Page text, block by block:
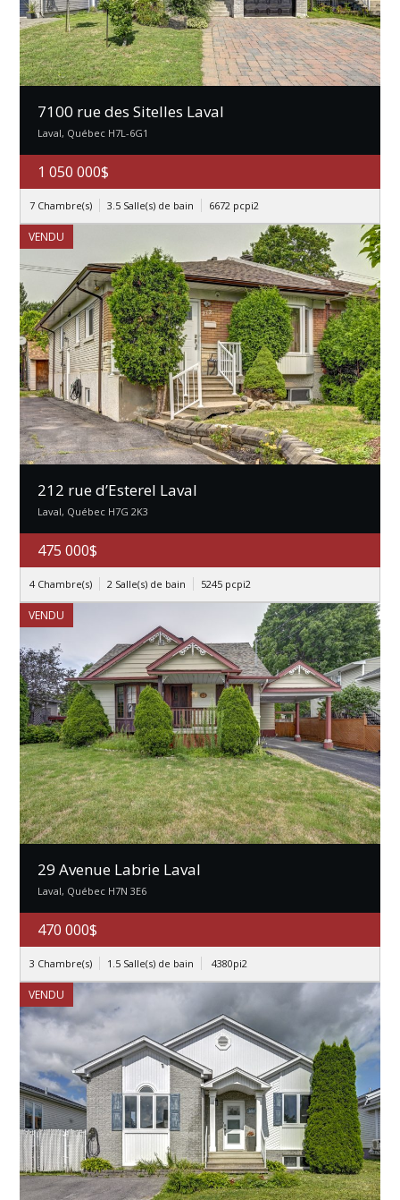
7100 rue des Sitelles Laval
Laval, Québec H7L-6G1
1 050 000$
7 Chambre(s) 3.5 Salle(s) de bain 6672 pcpi2
VENDU
212 rue d’Esterel Laval
Laval, Québec H7G 2K3
475 000$
4 Chambre(s) 2 Salle(s) de bain 5245 pcpi2
VENDU
29 Avenue Labrie Laval
Laval, Québec H7N 3E6
470 000$
3 Chambre(s) 1.5 Salle(s) de bain 4380pi2
VENDU